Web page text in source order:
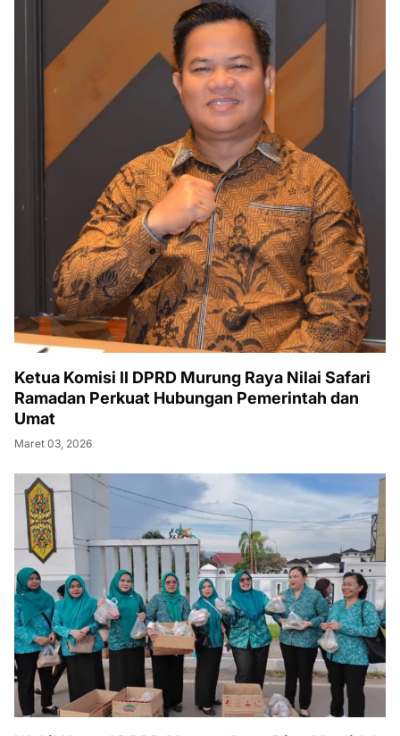
Ketua Komisi II DPRD Murung Raya Nilai Safari
Ramadan Perkuat Hubungan Pemerintah dan
Umat
Maret 03, 2026